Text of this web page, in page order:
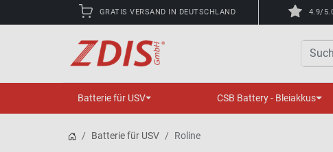
GRATIS VERSAND IN DEUTSCHLAND 4.9/
Suche
Batterie für USV CSB Battery - Bleiakkus
Batterie für USV Roline